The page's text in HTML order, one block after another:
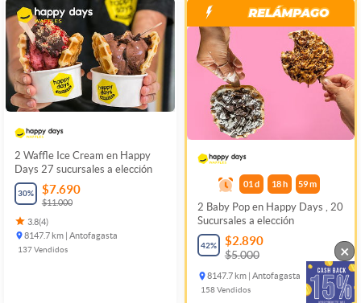
2 Waffle Ice Cream en Happy
Days 27 sucursales a elección
30% $7.690
$11.000
3.8(4)
8147.7 km | Antofagasta
137Vendidos
01 d 18 h 59m
2 Baby Pop en Happy Days , 20
Sucursales a elección
42% $2.890
$5.000
8147.7 km | Antofagasta
158Vendidos
×